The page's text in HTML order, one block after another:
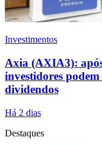
Investimentos
Axia (AXIA3):
investidores
dividendos
Há 2 dias
Destaques